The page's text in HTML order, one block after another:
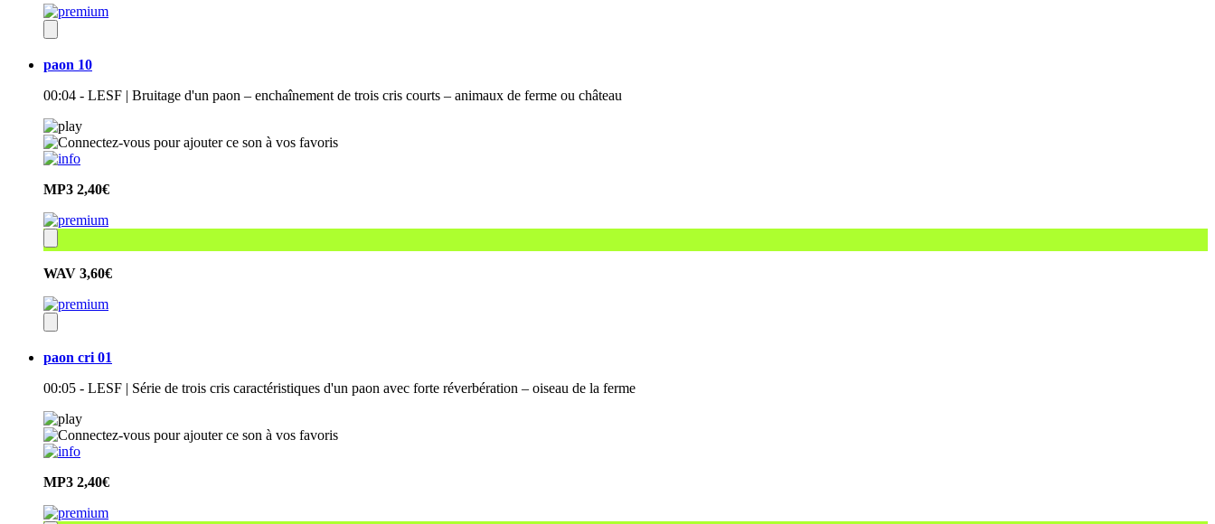
paon 10
00:04 - LESF | Bruitage d'un paon – enchaînement de trois cris courts – animaux de ferme ou château
MP3 2,40€
WAV 3,60€
paon cri 01
00:05 - LESF | Série de trois cris caractéristiques d'un paon avec forte réverbération – oiseau de la ferme
MP3 2,40€